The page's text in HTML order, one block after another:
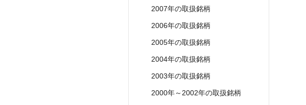
2007年の取扱銘柄
2006年の取扱銘柄
2005年の取扱銘柄
2004年の取扱銘柄
2003年の取扱銘柄
2000年～2002年の取扱銘柄